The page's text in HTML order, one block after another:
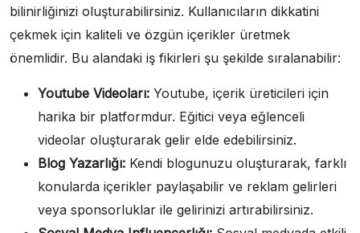
bilinirliğinizi oluşturabilirsiniz. Kullanıcıların dikkatini
çekmek için kaliteli ve özgün içerikler üretmek
önemlidir. Bu alandaki iş fikirleri şu şekilde sıralanabilir:
Youtube Videoları: Youtube, içerik üreticileri için
harika bir platformdur. Eğitici veya eğlenceli
videolar oluşturarak gelir elde edebilirsiniz.
Blog Yazarlığı: Kendi blogunuzu oluşturarak, farklı
konularda içerikler paylaşabilir ve reklam gelirleri
veya sponsorluklar ile gelirinizi artırabilirsiniz.